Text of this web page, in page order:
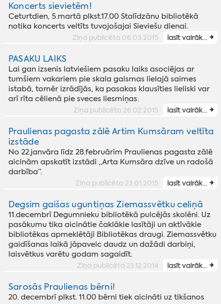
Koncerts sievietēm!
Ceturtdien, 5.martā plkst.17.00 Stalīdzānu bibliotēkā
notika koncerts veltīts tuvojošajai Sieviešu dienai.
Ziņa publicēta 06.03.2015 lasīt vairāk...
PASAKU LAIKS
Lai gan izsenis latviešiem pasaku laiks asociējas ar
tumšiem vakariem pie skala gaismas lielajā saimes
istabā, tomēr izrādījās, ka pasakas klausīties lieliski var
arī rīta cēlienā pie sveces liesmiņas.
Ziņa publicēta 26.02.2015 lasīt vairāk...
Praulienas pagasta zālē Artim Kumsāram veltīta
izstāde
No 22.janvāra līdz 28.februārim Praulienas pagasta zālē
aicinām apskatīt izstādi „Arta Kumsāra dzīve un radošā
darbība”.
Ziņa publicēta 23.01.2015 lasīt vairāk...
Degsim gaišas uguntiņas Ziemassvētku celiņā
11.decembrī Degumnieku bibliotēkā pulcējās skolēni. Uz
pasākumu tika aicinātie čaklākie lasītāji un aktīvākie
bibliotēkas apmeklētāji Bibliotēkas draugi. Ziemassvētku
gaidīšanas laikā jāpaveic daudz un dažādi darbiņi,
laisvētkus varētu godam sagaidīt.
Ziņa publicēta 23.12.2014 lasīt vairāk...
Sarosās Praulienas bērni!
20. decembrī plkst. 11.00 bērni tiek aicināti uz tikšanos